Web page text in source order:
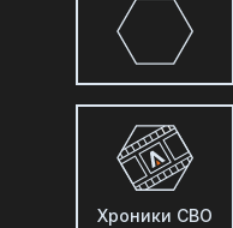
Хроники СВО